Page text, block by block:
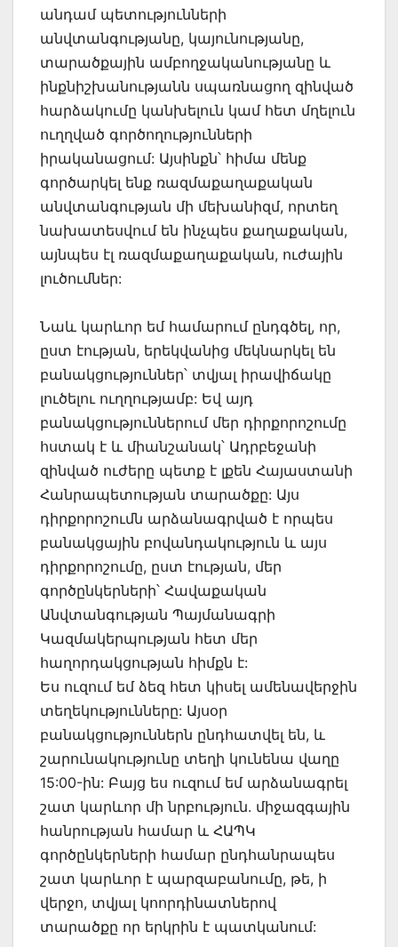
անդամ պետությունների
անվտանգությանը, կայունությանը,
տարածքային ամբողջականությանը և
ինքնիշխանությանն սպառնացող զինված
հարձակումը կանխելուն կամ հետ մղելուն
ուղղված գործողությունների
իրականացում: Այսինքն՝ հիմա մենք
գործարկել ենք ռազմաքաղաքական
անվտանգության մի մեխանիզմ, որտեղ
նախատեսվում են ինչպես քաղաքական,
այնպես էլ ռազմաքաղաքական, ուժային
լուծումներ:
Նաև կարևոր եմ համարում ընդգծել, որ,
ըստ էության, երեկվանից մեկնարկել են
բանակցություններ՝ տվյալ իրավիճակը
լուծելու ուղղությամբ: Եվ այդ
բանակցություններում մեր դիրքորոշումը
հստակ է և միանշանակ՝ Ադրբեջանի
զինված ուժերը պետք է լքեն Հայաստանի
Հանրապետության տարածքը: Այս
դիրքորոշումն արձանագրված է որպես
բանակցային բովանդակություն և այս
դիրքորոշումը, ըստ էության, մեր
գործընկերների՝ Հավաքական
Անվտանգության Պայմանագրի
Կազմակերպության հետ մեր
հաղորդակցության հիմքն է:
Ես ուզում եմ ձեզ հետ կիսել ամենավերջին
տեղեկությունները: Այսօր
բանակցություններն ընդհատվել են, և
շարունակությունը տեղի կունենա վաղը
15:00-ին: Բայց ես ուզում եմ արձանագրել
շատ կարևոր մի նրբություն. միջազգային
հանրության համար և ՀԱՊԿ
գործընկերների համար ընդհանրապես
շատ կարևոր է պարզաբանումը, թե, ի
վերջո, տվյալ կոորդինատներով
տարածքը որ երկրին է պատկանում: